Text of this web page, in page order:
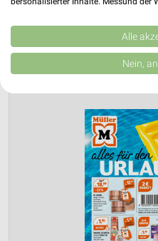
Jetzt alle "Geschenkideen
Kombinationen von Daten aus
Verbesserung der Angebote.
von Inhalten.
Daten können außerhalb der
USA gesendet werden.
Website/App.
Partnerliste anzeigen (1 IAB-
Wir nutzen Ihre Daten für folgende
IAB-Verarbeitungszwecke:
Speichern von oder Zugriff
auf einem Endgerät
Verwendung reduzierter
Werbeanzeigen
Alle
Nein,